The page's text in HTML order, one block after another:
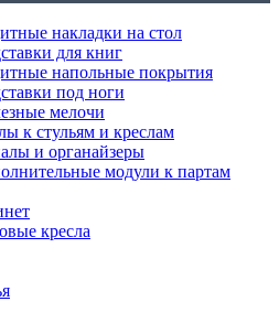
накладки на стол
для книг
напольные покрытия
под ноги
мелочи
к стульям и креслам
и органайзеры
модули к партам
кресла